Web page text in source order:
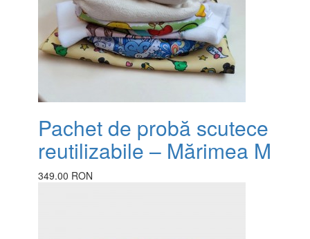
Pachet de probă scutece
reutilizabile – Mărimea M
349.00 RON